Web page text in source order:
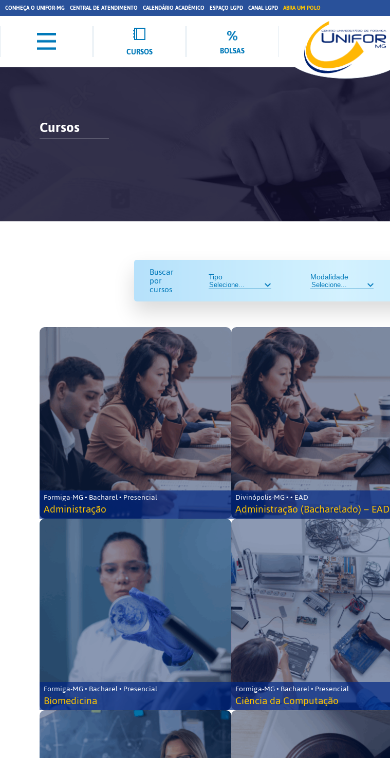
CONHEÇA O UNIFOR-MG CENTRAL DE ATENDIMENTO CALENDÁRIO ACADÊMICO ESPAÇO LGPD CANAL LGPD ABRA UM POLO
CURSOS BOLSAS
Cursos
Buscar
por
cursos
Tipo Modalidade
Formiga-MG • Bacharel • Presencial
Administração
Divinópolis-MG • • EAD
Administração (Bacharelado) – EAD
Formiga-MG • Bacharel • Presencial
Biomedicina
Formiga-MG • Bacharel • Presencial
Ciência da Computação